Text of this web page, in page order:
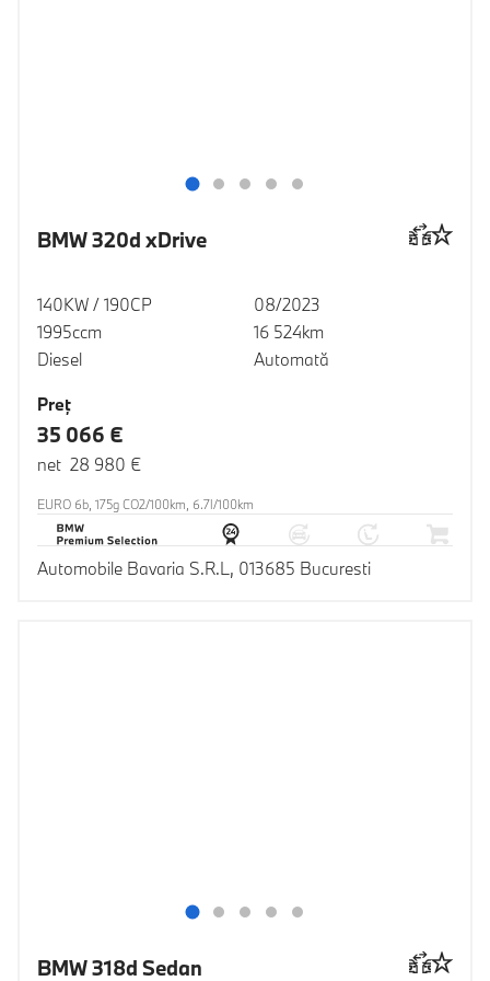
BMW 320d xDrive
140KW / 190CP
1995ccm
Diesel
08/2023
16 524km
Automată
Preţ
35 066 €
net 28 980 €
EURO 6b, 175g CO2/100km, 6.7l/100km
Automobile Bavaria S.R.L, 013685 Bucuresti
BMW 318d Sedan